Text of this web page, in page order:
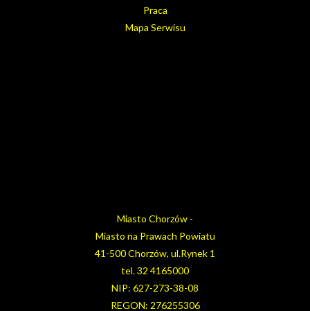
Praca
Mapa Serwisu
Miasto Chorzów -
Miasto na Prawach Powiatu
41-500 Chorzów, ul.Rynek 1
tel. 32 4165000
NIP: 627-273-38-08
REGON: 276255306